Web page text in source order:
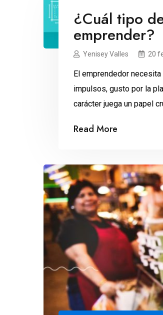
¿Cuál tipo
emprender?
Yenisey Valles 20
El emprendedor
impulsos, gusto por la
carácter juega un papel
llegar a […]
Read More